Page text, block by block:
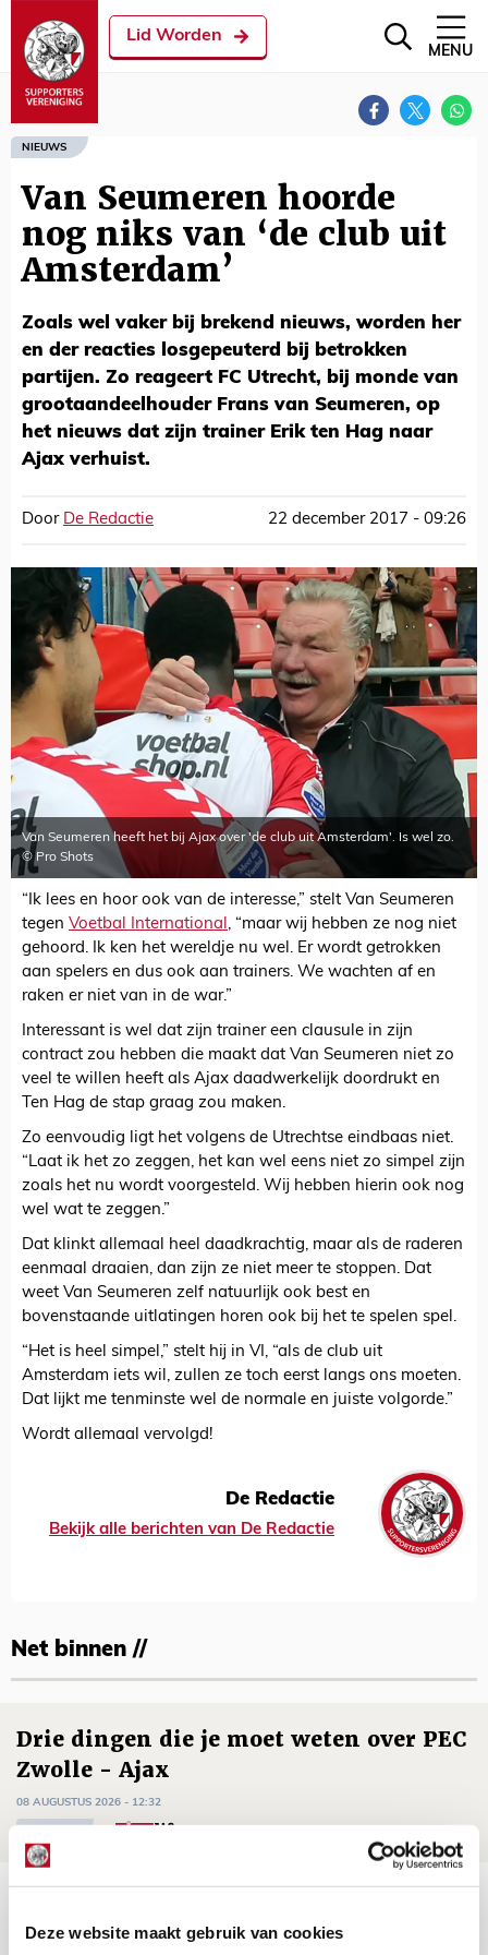
Deze website maakt gebruik van cookies
Lid Worden
MENU
NIEUWS
Van Seumeren hoorde
nog niks van ‘de club uit
Amsterdam’
Zoals wel vaker bij brekend nieuws, worden her
en der reacties losgepeuterd bij betrokken
partijen. Zo reageert FC Utrecht, bij monde van
grootaandeelhouder Frans van Seumeren, op
het nieuws dat zijn trainer Erik ten Hag naar
Ajax verhuist.
Door De Redactie 22 december 2017 - 09:26
Van Seumeren heeft het bij Ajax over 'de club uit Amsterdam'. Is wel zo.
© Pro Shots
“Ik lees en hoor ook van de interesse,” stelt Van Seumeren
tegen Voetbal International, “maar wij hebben ze nog niet
gehoord. Ik ken het wereldje nu wel. Er wordt getrokken
aan spelers en dus ook aan trainers. We wachten af en
raken er niet van in de war.”
Interessant is wel dat zijn trainer een clausule in zijn
contract zou hebben die maakt dat Van Seumeren niet zo
veel te willen heeft als Ajax daadwerkelijk doordrukt en
Ten Hag de stap graag zou maken.
Zo eenvoudig ligt het volgens de Utrechtse eindbaas niet.
“Laat ik het zo zeggen, het kan wel eens niet zo simpel zijn
zoals het nu wordt voorgesteld. Wij hebben hierin ook nog
wel wat te zeggen.”
Dat klinkt allemaal heel daadkrachtig, maar als de raderen
eenmaal draaien, dan zijn ze niet meer te stoppen. Dat
weet Van Seumeren zelf natuurlijk ook best en
bovenstaande uitlatingen horen ook bij het te spelen spel.
“Het is heel simpel,” stelt hij in VI, “als de club uit
Amsterdam iets wil, zullen ze toch eerst langs ons moeten.
Dat lijkt me tenminste wel de normale en juiste volgorde.”
Wordt allemaal vervolgd!
De Redactie
Bekijk alle berichten van De Redactie
Net binnen //
Drie dingen die je moet weten over PEC
Zwolle - Ajax
08 AUGUSTUS 2026 - 12:32
jij aan nieuw eredivisieseizoen?